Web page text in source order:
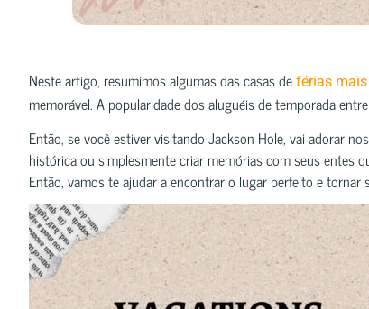
Neste artigo, resumimos algumas das casas de férias
memorável. A popularidade dos aluguéis de temporada
Então, se você estiver visitando Jackson Hole, vai adorar
histórica ou simplesmente criar memórias com seus entes
Então, vamos te ajudar a encontrar o lugar perfeito e tornar